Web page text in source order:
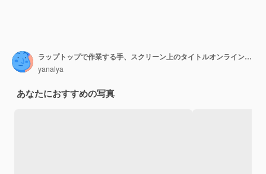
ラップトップで作業する手、スクリーン上のタイトルオンライン調査
yanalya
あなたにおすすめの写真